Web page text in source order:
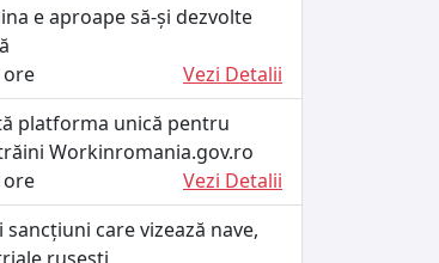
e aproape să-și dezvolte
ore
Vezi Detalii
platforma unică pentru
Workinromania.gov.ro
ore
Vezi Detalii
care vizează nave,